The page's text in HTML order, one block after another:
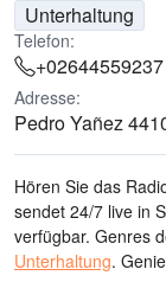
Unterhaltung
Telefon:
+02644559237
Adresse:
Pedro Yañez
Hören Sie das
sendet 24/7 live in
verfügbar. Genres
Unterhaltung.